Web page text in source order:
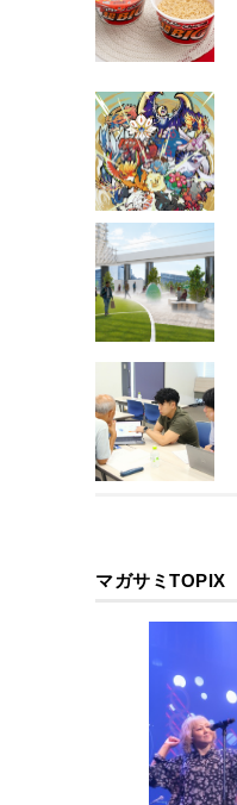
マガサミTOPIX